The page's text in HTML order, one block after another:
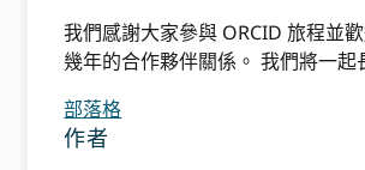
我們感謝大家參與 ORCID 旅程並
幾年的合作夥伴關係。 我們將一起
部落格
作者